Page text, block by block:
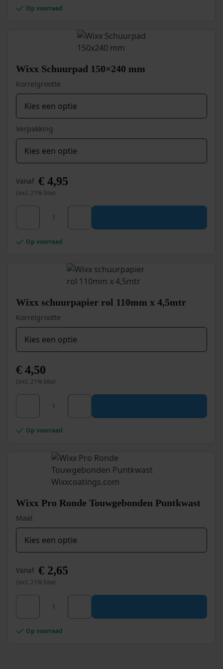
Op voorraad
Wixx Schuurpad 150×240 mm
Korrelgrootte
Verpakking
Vanaf € 4,95
(incl. 21% btw)
Wixx Schuurpad 150x240 mm aantal
Dit
heeft
meerdere
worden
de
productpagina
Op voorraad
Wixx schuurpapier rol 110mm x 4,5mtr
Korrelgrootte
€ 4,50
(incl. 21% btw)
Wixx schuurpapier rol 110mm x 4,5mtr aantal
Dit
heeft
meerdere
op
de
productpagina
Op voorraad
Wixx Pro Ronde Touwgebonden Puntkwast
Maat
Vanaf € 2,65
(incl. 21% btw)
Wixx Pro Ronde Touwgebonden Puntkwast aantal
Dit
heeft
meerdere
Op voorraad